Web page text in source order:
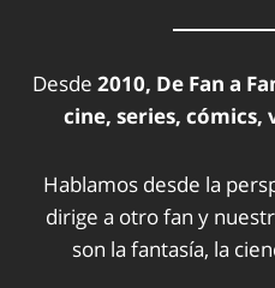
Desde 2010, De Fan a
cine, series, cómics,
Hablamos desde la
dirige a otro fan y
son la fantasía, la